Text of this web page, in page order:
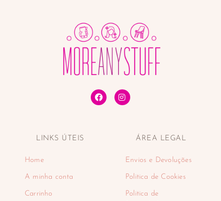
LINKS ÚTEIS
Home
A minha conta
Carrinho
ÁREA LEGAL
Envios e Devoluções
Politica de Cookies
Politica de